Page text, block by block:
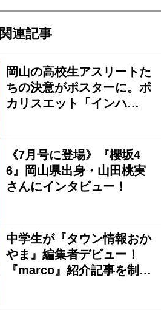
関連記事
岡山の高校生アスリートた
ちの決意がポスターに。ポ
カリスエット「インハ…
《7月号に登場》『櫻坂4
6』岡山県出身・山田桃実
さんにインタビュー！
中学生が『タウン情報おか
やま』編集者デビュー！
『marco』紹介記事を制…